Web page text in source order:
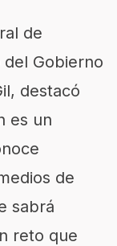
de
del Gobierno
destacó
es un
de
sabrá
reto que